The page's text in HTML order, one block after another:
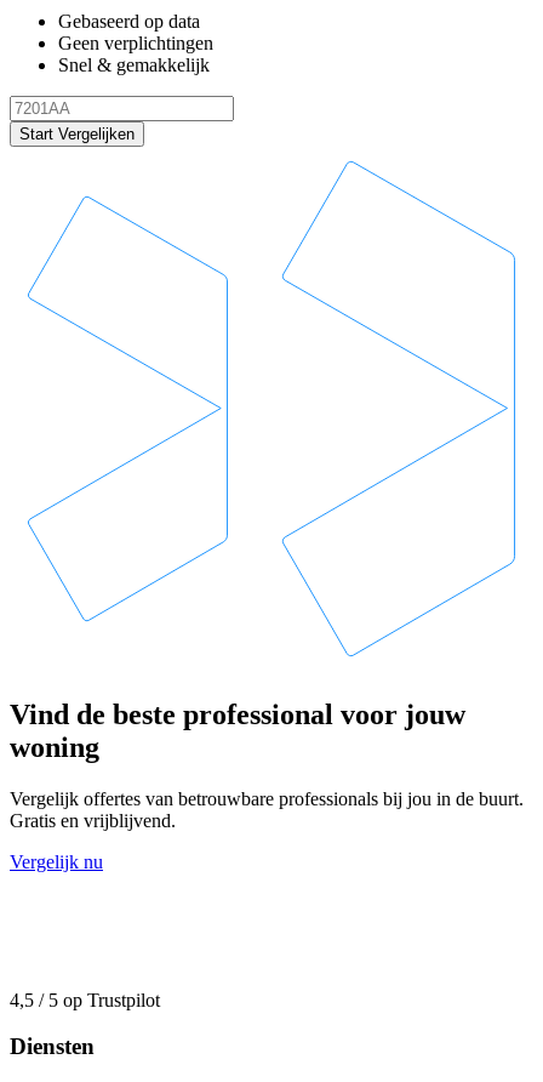
Gebaseerd op data
Geen verplichtingen
Snel & gemakkelijk
Start Vergelijken
Vind de beste professional voor jouw
woning
Vergelijk offertes van betrouwbare professionals bij jou in de buurt.
Gratis en vrijblijvend.
Vergelijk nu
4,5 / 5 op Trustpilot
Diensten